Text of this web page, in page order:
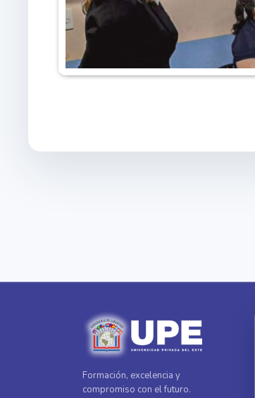
Formación, excelencia y
compromiso con el futuro.